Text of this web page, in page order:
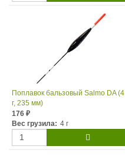
Поплавок бальзовый Salmo DA (4
г, 235 мм)
176 ₽
Вес грузила: 4 г